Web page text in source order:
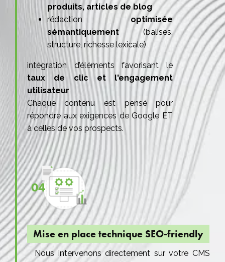
produits, articles de blog
rédactionoptimisée
sémantiquement(balises,
structure, richesse lexicale)
intégration d’éléments favorisant le
taux de clic et l'engagement
utilisateur
Chaque contenu est pensé pour
répondre aux exigences de Google ET
à celles de vos prospects.
04
Mise en place technique SEO-friendly
Nous intervenons directement sur votre CMS